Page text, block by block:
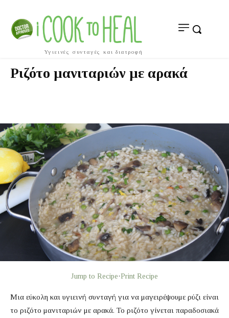
Υγιεινές συνταγές και διατροφή
Ριζότο μανιταριών με αρακά
Jump to Recipe·Print Recipe
Μια εύκολη και υγιεινή συνταγή για να μαγειρέψουμε ρύζι είναι
το ριζότο μανιταριών με αρακά. Το ριζότο γίνεται παραδοσιακά